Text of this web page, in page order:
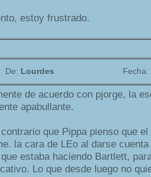
estoy frustrado.
De: Lourdes Fecha:
de acuerdo con pjorge, la
apabullante.
que Pippa pienso que
la cara de LEo al darse
estaba haciendo Bartlett,
Lo que desde luego no